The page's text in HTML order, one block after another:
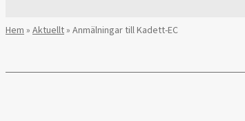
Hem » Aktuellt» Anmälningar till Kadett-EC